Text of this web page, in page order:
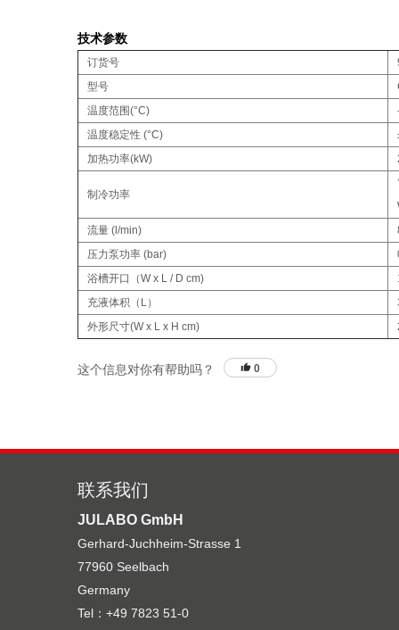
技术参数
订货号
型号
温度范围(°C)
温度稳定性 (°C)
加热功率(kW)
制冷功率
流量 (l/min)
压力泵功率 (bar)
浴槽开口（W x L / D cm)
充液体积（L）
外形尺寸(W x L x H cm)
这个信息对你有帮助吗？ 0
联系我们
JULABO GmbH
Gerhard-Juchheim-Strasse 1
77960 Seelbach
Germany
Tel：+49 7823 51-0